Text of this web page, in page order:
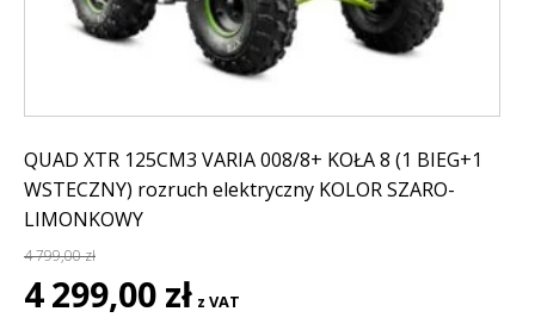
QUAD XTR 125CM3 VARIA 008/8+ KOŁA 8 (1 BIEG+1
WSTECZNY) rozruch elektryczny KOLOR SZARO-
LIMONKOWY
4 799,00zł
Pierwotna
cena
4 299,00 zł cena
z VAT